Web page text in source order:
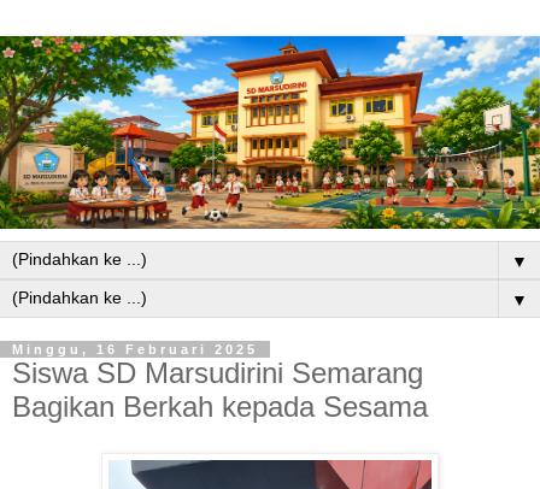
▼
▼
Minggu, 16 Februari 2025
Siswa SD Marsudirini Semarang
Bagikan Berkah kepada Sesama